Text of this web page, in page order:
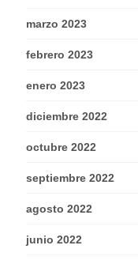
marzo 2023
febrero 2023
enero 2023
diciembre 2022
octubre 2022
septiembre 2022
agosto 2022
junio 2022